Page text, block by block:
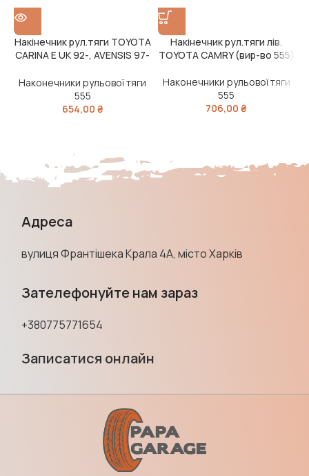
Накінечник рул.тяги TOYOTA
CARINA E UK 92-, AVENSIS 97-
Наконечники рульової тяги
555
654,00 ₴
Накінечник рул.тяги лів.
TOYOTA CAMRY (вир-во 555)
Наконечники рульової тяги
555
706,00₴
Адреса
вулиця Франтішека Крала 4А, місто Харків
Зателефонуйте нам зараз
+380775771654
Записатися онлайн